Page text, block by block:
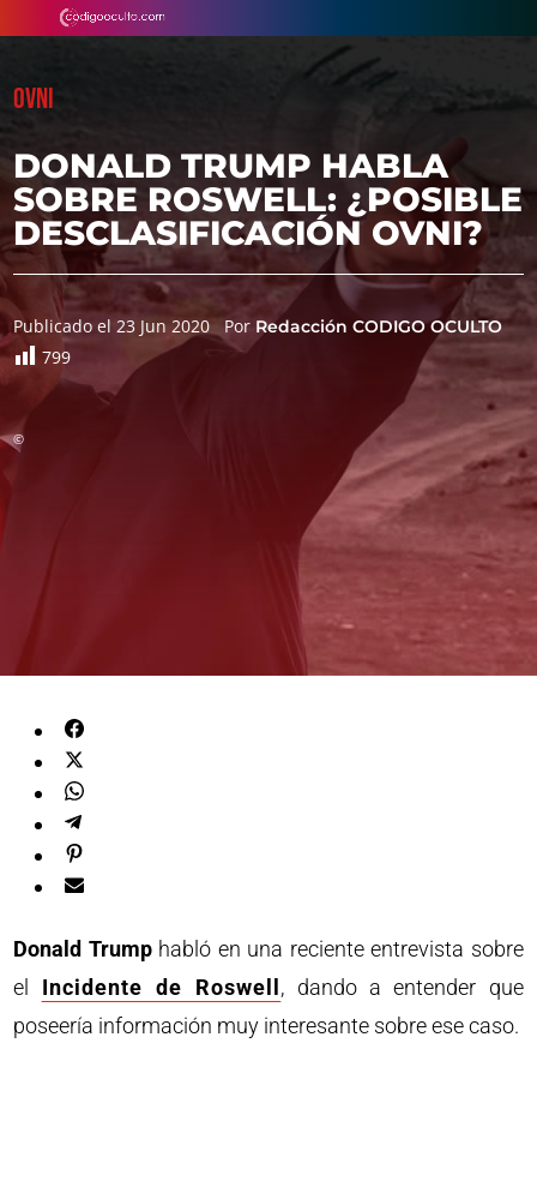
OVNI
DONALD TRUMP HABLA
SOBRE ROSWELL: ¿POSIBLE
DESCLASIFICACIÓN OVNI?
Publicado el 23 Jun 2020 Por Redacción CODIGO OCULTO
799
©
Donald Trumphabló en una reciente entrevista sobre
el Incidente de Roswell , dando a entender que
poseería información muy interesante sobre ese caso.